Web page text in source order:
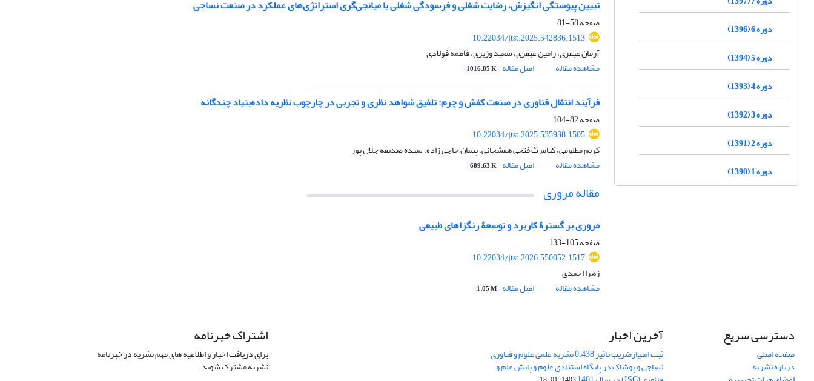
تبیین پیوستگی انگیزش، رضایت شغلی و فرسودگی شغلی با میانجی‌گری استراتژی‌های عملکرد در صنعت نساجی
صفحه58-81
10.22034/jtst.2025.542836.1513
آرمان عبقری، رامین عبقری، سعید وزیری، فاطمه فولادی
مشاهده مقاله
اصل مقاله 1016.85 K
فرآیند انتقال فناوری در صنعت کفش و چرم: تلفیق شواهد نظری و تجربی در چارچوب نظریه داده‌بنیاد چندگانه
صفحه82-104
10.22034/jtst.2025.535938.1505
کریم مظلومی، کیامرث فتحی هفشجانی، پیمان حاجی زاده، سیده صدیقه جلال پور
مشاهده مقاله
اصل مقاله 689.63 K
مقاله مروری
مروری بر گسترۀ کاربرد و توسعۀ رنگزاهای طبیعی
صفحه105-133
10.22034/jtst.2026.550052.1517
زهرا احمدی
مشاهده مقاله
اصل مقاله 1.05 M
دوره 6 (1396)
دوره 5 (1394)
دوره 4 (1393)
دوره 3 (1392)
دوره 2 (1391)
دوره 1 (1390)
دسترسی سریع
صفحه اصلی
درباره نشریه
آخرین اخبار
ثبت امتیازضریب تاثیر 0.438 نشریه علمی علوم و فناوری
نساجی و پوشاک در پایگاه استنادی علوم و پایش علم و
اشتراک خبرنامه
برای دریافت اخبار و اطلاعیه های مهم نشریه در خبرنامه
نشریه مشترک شوید.